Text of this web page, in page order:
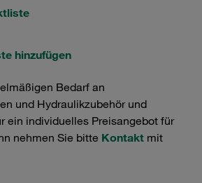
hinzufügen
Bedarf an
und Hydraulikzubehör und
ein individuelles Preisangebot für
nehmen Sie bitte Kontakt mit